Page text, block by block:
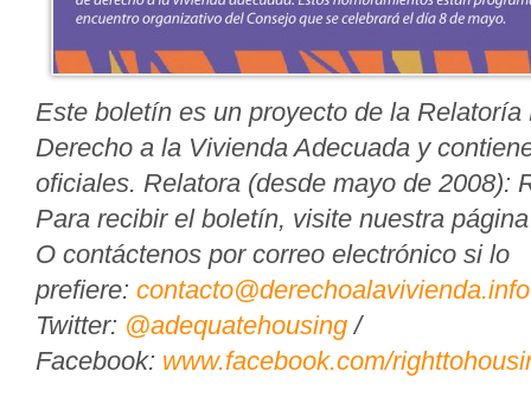
Este boletín es un proyecto de la Relatoría
Derecho a la Vivienda Adecuada y
oficiales. Relatora (desde mayo de 2008):
Para recibir el boletín, visite nuestra
O contáctenos por correo electrónico si lo
prefiere: contacto@derechoalavivienda.info
Twitter: @adequatehousing /
Facebook: www.facebook.com/